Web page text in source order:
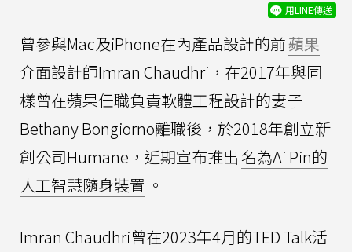
用LINE傳送
曾參與Mac及iPhone在內產品設計的前蘋果
介面設計師Imran Chaudhri，在2017年與同
樣曾在蘋果任職負責軟體工程設計的妻子
Bethany Bongiorno離職後，於2018年創立新
創公司Humane，近期宣布推出 名為Ai Pin的
人工智慧隨身裝置 。
Imran Chaudhri曾在2023年4月的TED Talk活